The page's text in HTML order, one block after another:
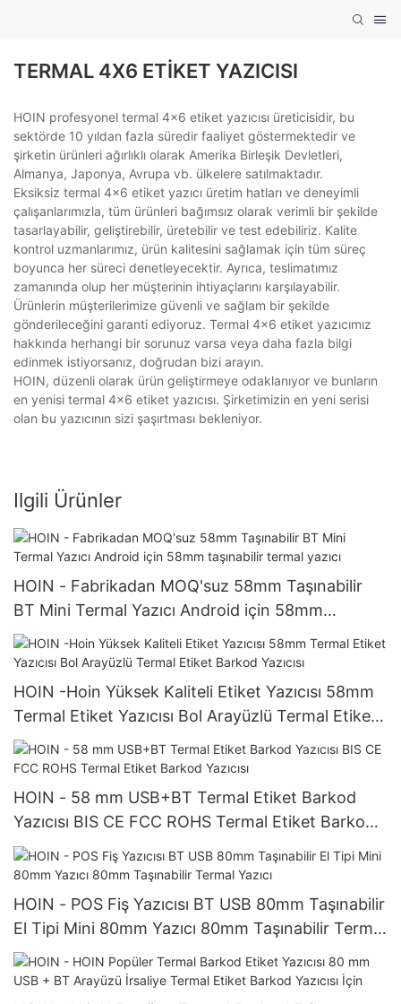
TERMAL 4X6 ETIKET YAZICISI
HOIN profesyonel termal 4x6 etiket yazıcısı üreticisidir, bu
sektörde 10 yıldan fazla süredir faaliyet göstermektedir ve
şirketin ürünleri ağırlıklı olarak Amerika Birleşik Devletleri,
Almanya, Japonya, Avrupa vb. ülkelere satılmaktadır.
Eksiksiz termal 4x6 etiket yazıcı üretim hatları ve deneyimli
çalışanlarımızla, tüm ürünleri bağımsız olarak verimli bir şekilde
tasarlayabilir, geliştirebilir, üretebilir ve test edebiliriz. Kalite
kontrol uzmanlarımız, ürün kalitesini sağlamak için tüm süreç
boyunca her süreci denetleyecektir. Ayrıca, teslimatımız
zamanında olup her müşterinin ihtiyaçlarını karşılayabilir.
Ürünlerin müşterilerimize güvenli ve sağlam bir şekilde
gönderileceğini garanti ediyoruz. Termal 4x6 etiket yazıcımız
hakkında herhangi bir sorunuz varsa veya daha fazla bilgi
edinmek istiyorsanız, doğrudan bizi arayın.
HOIN, düzenli olarak ürün geliştirmeye odaklanıyor ve bunların
en yenisi termal 4x6 etiket yazıcısı. Şirketimizin en yeni serisi
olan bu yazıcının sizi şaşırtması bekleniyor.
Ilgili Ürünler
HOIN - Fabrikadan MOQ'suz 58mm Taşınabilir
BT Mini Termal Yazıcı Android için 58mm
taşınabilir termal yazıcı
HOIN -Hoin Yüksek Kaliteli Etiket Yazıcısı 58mm
Termal Etiket Yazıcısı Bol Arayüzlü Termal Etiket
Barkod Yazıcısı
HOIN - 58 mm USB+BT Termal Etiket Barkod
Yazıcısı BIS CE FCC ROHS Termal Etiket Barkod
Yazıcısı
HOIN - POS Fiş Yazıcısı BT USB 80mm Taşınabilir
El Tipi Mini 80mm Yazıcı 80mm Taşınabilir Termal
Yazıcı